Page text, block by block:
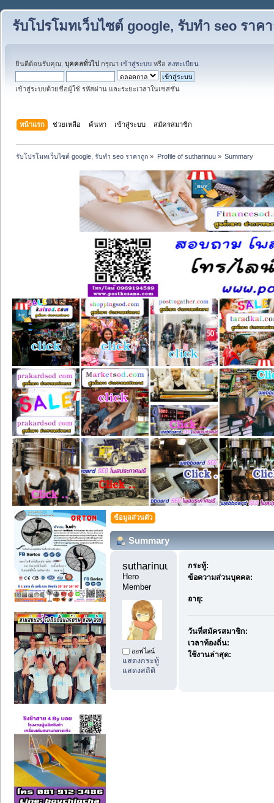
รับโปรโมทเว็บไซต์ google, รับทำ seo ราค
ยินดีต้อนรับคุณ, บุคคลทั่วไป กรุณา เข้าสู่ระบบ หรือ ลงทะเบียน
เข้าสู่ระบบด้วยชื่อผู้ใช้ รหัสผ่าน และระยะเวลาในเซสชั่น
หน้าแรก ช่วยเหลือ ค้นหา เข้าสู่ระบบ สมัครสมาชิก
รับโปรโมทเว็บไซต์ google, รับทำ seo ราคาถูก » Profile of sutharinuu» Summary
ข้อมูลส่วนตัว
Summary
Hero
Member
ออฟไลน์
แสดงกระทู้
แสดงสถิติ
กระทู้:
ข้อความส่วนบุคคล:
อายุ:
วันที่สมัครสมาชิก:
เวลาท้องถิ่น:
ใช้งานล่าสุด: